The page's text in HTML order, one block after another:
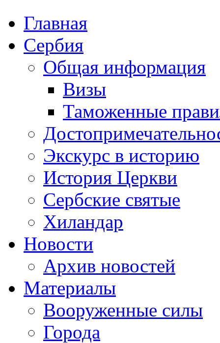
Главная
Сербия
Общая информация
Визы
Таможенные
Экскурс в историю
История Церкви
Сербские святые
Хиландар
Новости
Архив новостей
Материалы
Вооруженные силы
Города